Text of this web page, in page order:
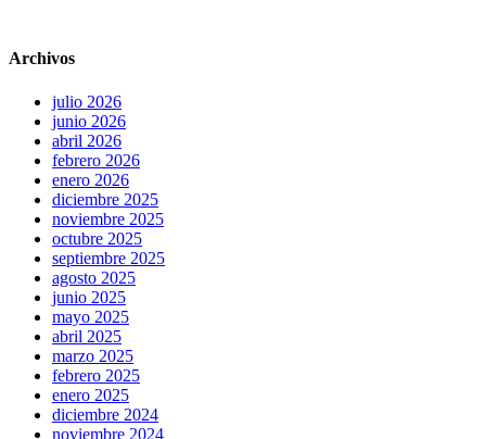
Archivos
julio 2026
junio 2026
abril 2026
febrero 2026
enero 2026
diciembre 2025
noviembre 2025
octubre 2025
septiembre 2025
agosto 2025
junio 2025
mayo 2025
abril 2025
marzo 2025
febrero 2025
enero 2025
diciembre 2024
noviembre 2024